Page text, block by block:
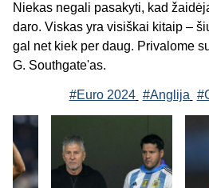
Niekas negali pasakyti, kad
daro. Viskas yra visiškai kitaip –
gal net kiek per daug. Privalome
G. Southgate'as.
#Euro 2024 #Anglija